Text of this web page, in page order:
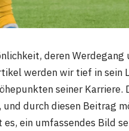
deren
werden wir tief in sein
seiner Karriere.
durch diesen Beitrag
ein umfassendes Bild